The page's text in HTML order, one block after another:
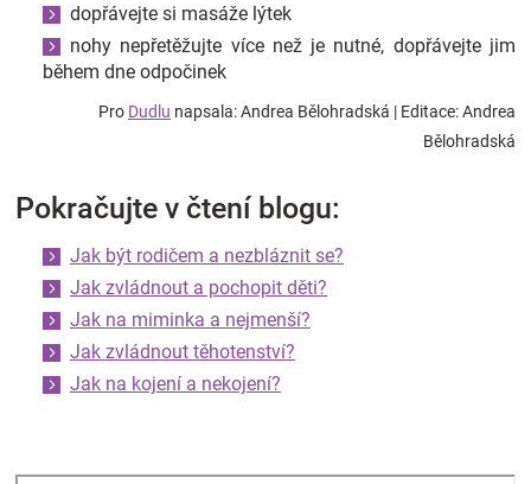
dopřávejte si masáže lýtek
nohy nepřetěžujte více než je nutné, dopřávejte jim
během dne odpočinek
Pro Dudlu napsala: Andrea Bělohradská | Editace: Andrea
Bělohradská
Pokračujte v čtení blogu:
Jak být rodičem a nezbláznit se?
Jak zvládnout a pochopit děti?
Jak na miminka a nejmenší?
Jak zvládnout těhotenství?
Jak na kojení a nekojení?